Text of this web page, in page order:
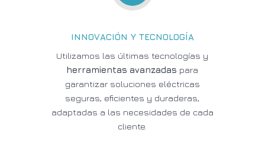
INNOVACIÓN Y TECNOLOGÍA
Utilizamos las últimas tecnologías y
herramientas avanzadas para
garantizar soluciones eléctricas
seguras, eficientes y duraderas,
adaptadas a las necesidades de cada
cliente.